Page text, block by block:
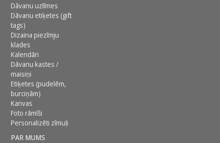
Dāvanu uzlīmes
Dāvanu etiķetes (gift
tags)
Dizaina piezīmju
klades
Kalendāri
Dāvanu kastes /
maisiņi
Etiķetes (pudelēm,
burciņām)
Kanvas
Foto rāmīši
Personalizēti zīmuļi
PAR MUMS